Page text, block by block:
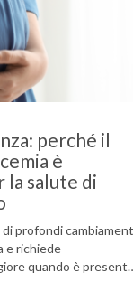
perché il
è
salute di
di profondi
e richiede
quando è presente